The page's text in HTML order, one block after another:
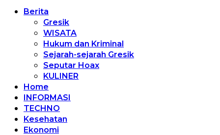
Berita
Gresik
WISATA
Hukum dan Kriminal
Sejarah-sejarah Gresik
Seputar Hoax
KULINER
Home
INFORMASI
TECHNO
Kesehatan
Ekonomi